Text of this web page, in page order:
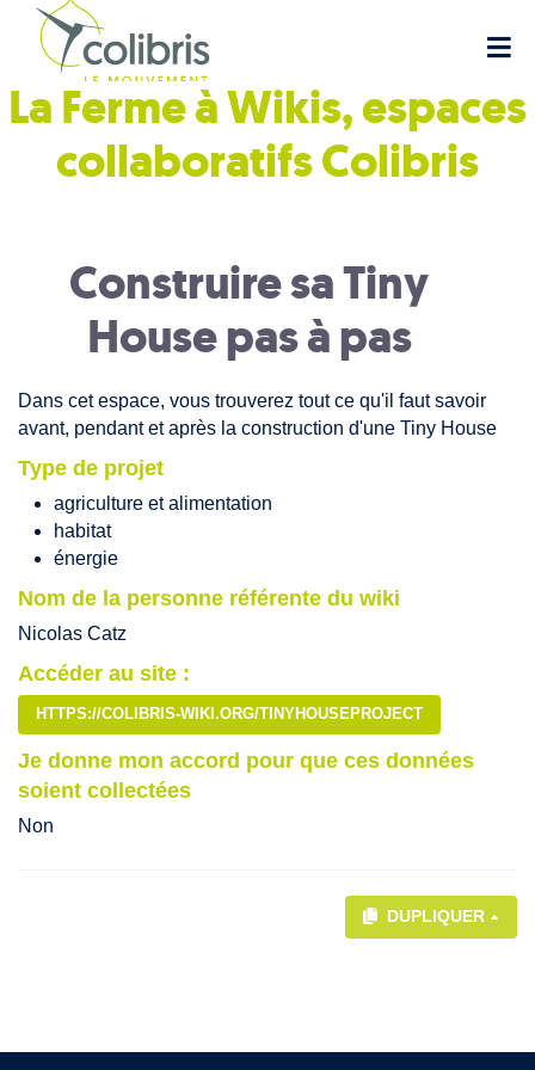
La Ferme à Wikis, espaces
collaboratifsColibris
Construire sa Tiny
House pas à pas
Dans cet espace, vous trouverez tout ce qu'il faut savoir
avant, pendant et après la construction d'une Tiny House
Type de projet
agriculture et alimentation
habitat
énergie
Nom de la personne référente du wiki
Nicolas Catz
Accéder au site :
HTTPS://COLIBRIS-WIKI.ORG/TINYHOUSEPROJECT
Je donne mon accord pour que ces données
soient collectées
Non
DUPLIQUER